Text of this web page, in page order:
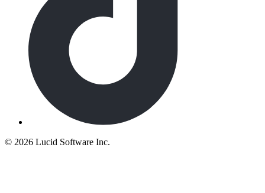
© 2026 Lucid Software Inc.